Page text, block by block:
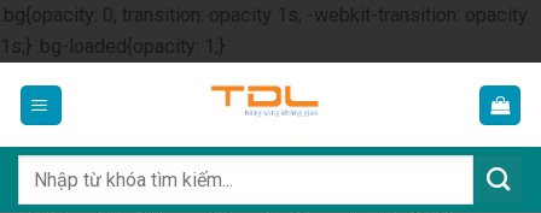
.bg{opacity: 0; transition: opacity 1s; -webkit-transition: opacity
1s;} .bg-loaded{opacity: 1;}Skip
content
kiếm: